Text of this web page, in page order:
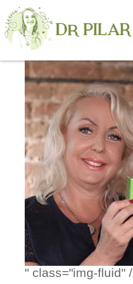
" class="img-fluid"